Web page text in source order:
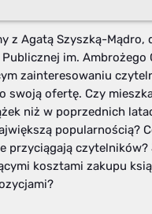
z Agatą Szyszką-Mądro,
im. Ambrożego
zainteresowaniu
swoją ofertę. Czy
niż w poprzednich
popularnością?
przyciągają
kosztami zakupu